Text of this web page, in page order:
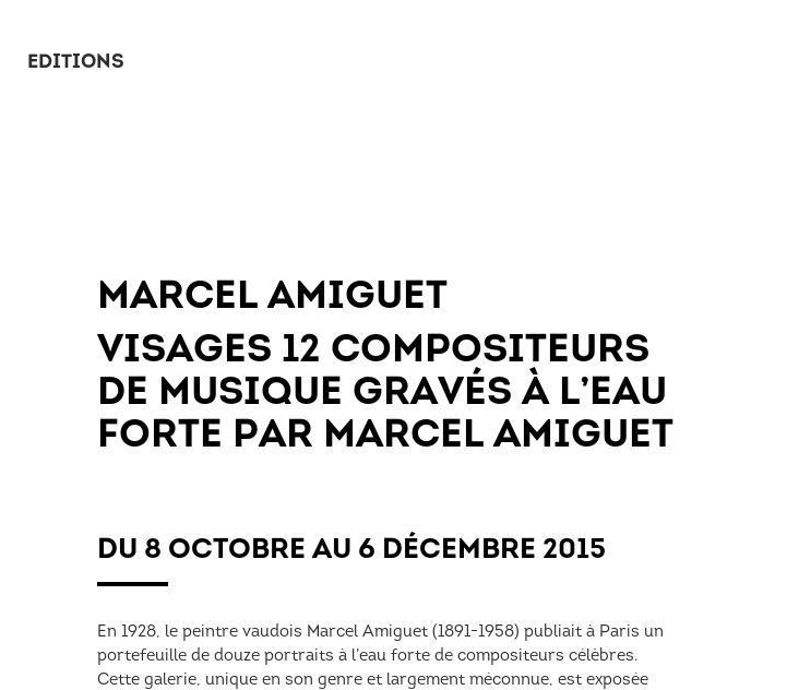
EDITIONS
MARCEL AMIGUET
VISAGES 12 COMPOSITEURS
DE MUSIQUE GRAVÉS À L’EAU
FORTE PAR MARCEL AMIGUET
DU 8 OCTOBRE AU 6 DÉCEMBRE 2015
En 1928, le peintre vaudois Marcel Amiguet (1891-1958) publiait à Paris un
portefeuille de douze portraits à l’eau forte de compositeurs célèbres.
Cette galerie, unique en son genre et largement méconnue, est exposée